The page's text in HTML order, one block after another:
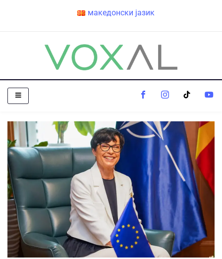
македонски јазик